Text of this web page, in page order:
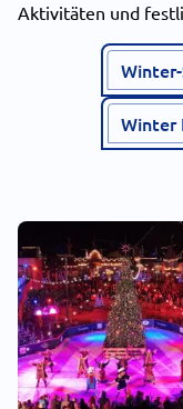
Aktivitäten und
Winter